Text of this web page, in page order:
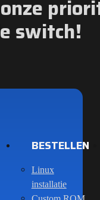
switch!
BESTELLEN
Linux
installatie